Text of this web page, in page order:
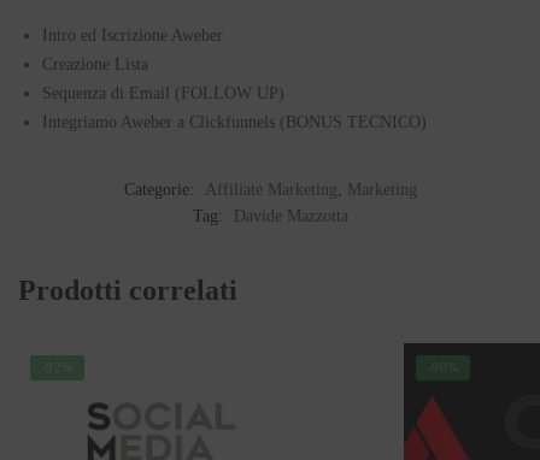
Intro ed Iscrizione Aweber
Creazione Lista
Sequenza di Email (FOLLOW UP)
Integriamo Aweber a Clickfunnels (BONUS TECNICO)
Categorie: Affiliate Marketing, Marketing
Tag:
Davide Mazzotta
Prodotti correlati
-92% -90%